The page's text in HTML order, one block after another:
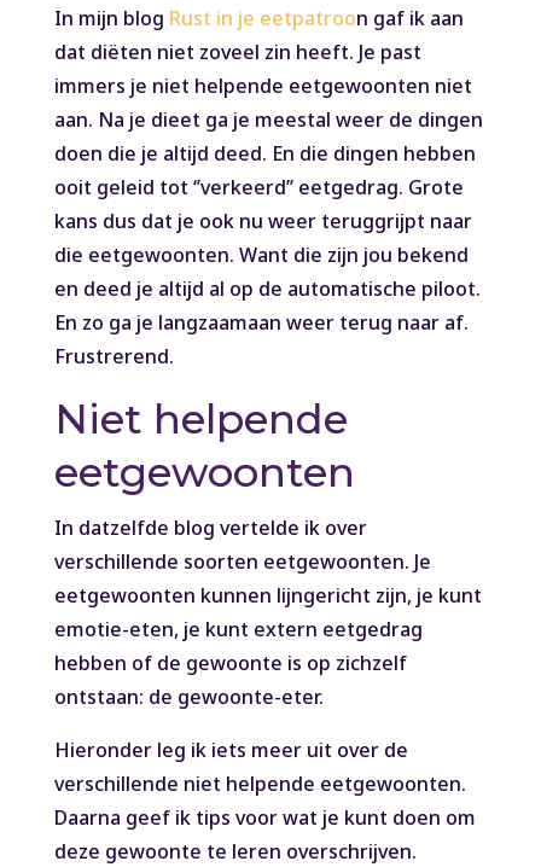
In mijn blog Rust in je eetpatroon gaf ik aan
dat diëten niet zoveel zin heeft. Je past
immers je niet helpende eetgewoonten niet
aan. Na je dieet ga je meestal weer de dingen
doen die je altijd deed. En die dingen hebben
ooit geleid tot ‘’verkeerd’’ eetgedrag. Grote
kans dus dat je ook nu weer teruggrijpt naar
die eetgewoonten. Want die zijn jou bekend
en deed je altijd al op de automatische piloot.
En zo ga je langzaamaan weer terug naar af.
Frustrerend.
Niet helpende
eetgewoonten
In datzelfde blog vertelde ik over
verschillende soorten eetgewoonten. Je
eetgewoonten kunnen lijngericht zijn, je kunt
emotie-eten, je kunt extern eetgedrag
hebben of de gewoonte is op zichzelf
ontstaan: de gewoonte-eter.
Hieronder leg ik iets meer uit over de
verschillende niet helpende eetgewoonten.
Daarna geef ik tips voor wat je kunt doen om
deze gewoonte te leren overschrijven.